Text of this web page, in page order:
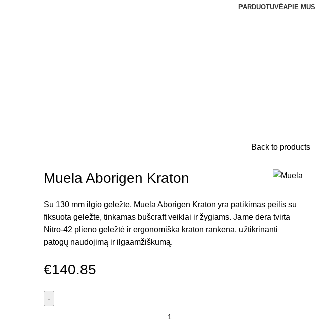
PARDUOTUVĖAPIE MUS
Back to products
Muela Aborigen Kraton
Su 130 mm ilgio geležte, Muela Aborigen Kraton yra patikimas peilis su
fiksuota geležte, tinkamas bušcraft veiklai ir žygiams. Jame dera tvirta
Nitro-42 plieno geležtė ir ergonomiška kraton rankena, užtikrinanti
patogų naudojimą ir ilgaamžiškumą.
€140.85